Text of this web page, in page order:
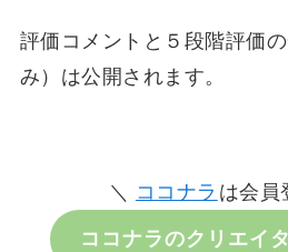
評価コメントと５段階評価
み）は公開されます。
＼ ココナラ は会員
ココナラのクリエイ